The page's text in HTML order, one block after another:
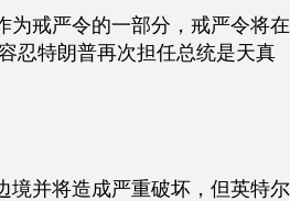
为戒严令的一部分，戒严令将在
忍特朗普再次担任总统是天真
境并将造成严重破坏，但英特尔